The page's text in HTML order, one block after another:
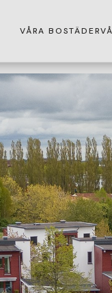
VÅRA BOSTÄDER